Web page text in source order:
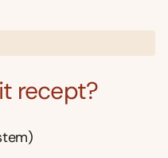
recept?